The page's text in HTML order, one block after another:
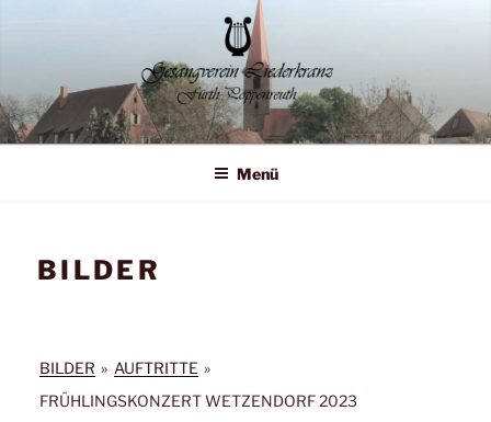
Liederkranz Poppenreuth
Menü
BILDER
BILDER » AUFTRITTE »
FRÜHLINGSKONZERT WETZENDORF 2023